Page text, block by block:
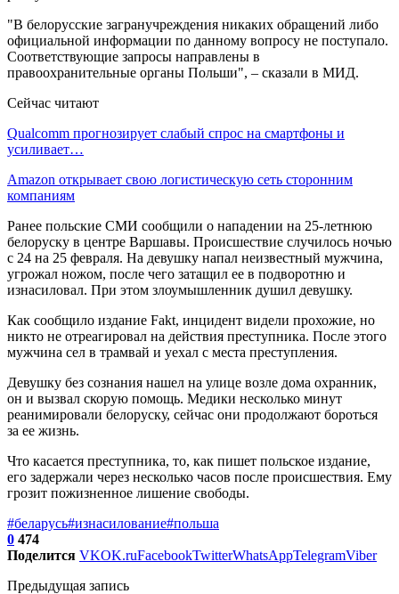
"В белорусские загранучреждения никаких обращений либо
официальной информации по данному вопросу не поступало.
Соответствующие запросы направлены в
правоохранительные органы Польши", – сказали в МИД.
Сейчас читают
Qualcomm прогнозирует слабый спрос на смартфоны и
усиливает…
Amazon открывает свою логистическую сеть сторонним
компаниям
Ранее польские СМИ сообщили о нападении на 25-летнюю
белоруску в центре Варшавы. Происшествие случилось ночью
с 24 на 25 февраля. На девушку напал неизвестный мужчина,
угрожал ножом, после чего затащил ее в подворотню и
изнасиловал. При этом злоумышленник душил девушку.
Как сообщило издание Fakt, инцидент видели прохожие, но
никто не отреагировал на действия преступника. После этого
мужчина сел в трамвай и уехал с места преступления.
Девушку без сознания нашел на улице возле дома охранник,
он и вызвал скорую помощь. Медики несколько минут
реанимировали белоруску, сейчас они продолжают бороться
за ее жизнь.
Что касается преступника, то, как пишет польское издание,
его задержали через несколько часов после происшествия. Ему
грозит пожизненное лишение свободы.
#беларусь#изнасилование#польша
0 474
Поделится VKOK.ruFacebookTwitterWhatsAppTelegramViber
Предыдущая запись